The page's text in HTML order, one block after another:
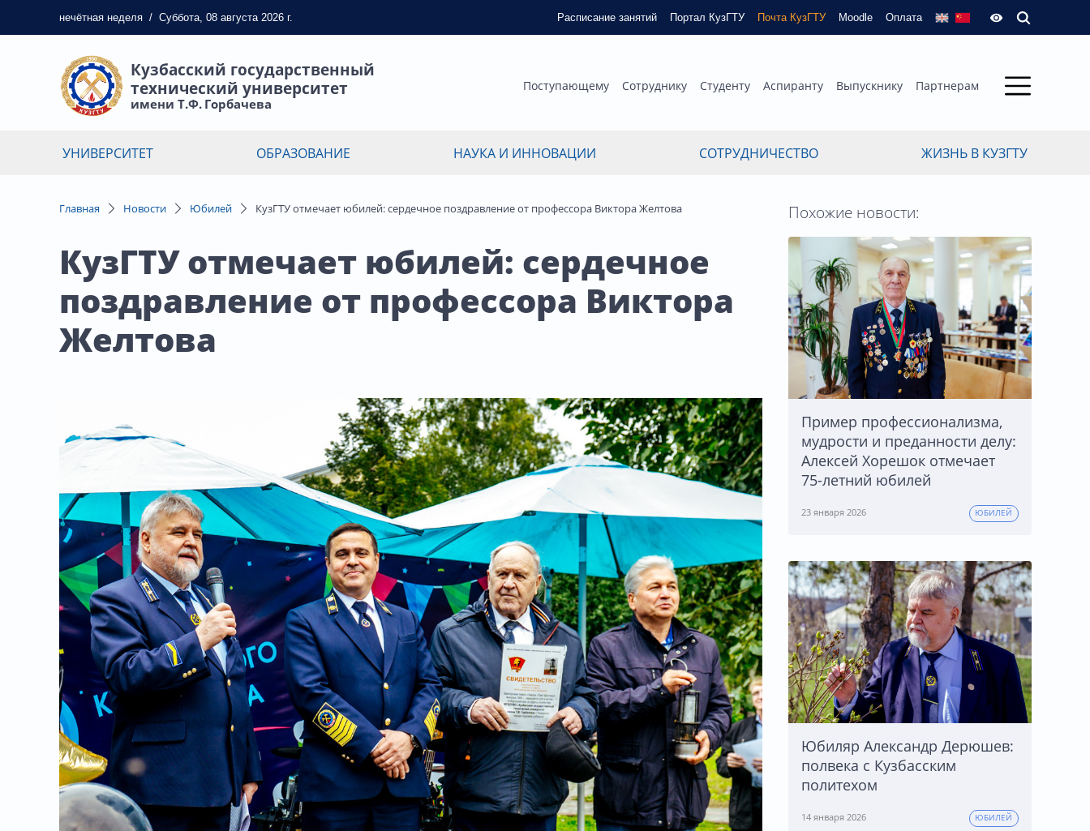
нечётная неделя / Суббота, 08 августа 2026 г. Расписание занятий Портал КузГТУ Почта КузГТУ Moodle Оплата
Кузбасский государственный
технический университет
имени Т.Ф. Горбачева
Поступающему Сотруднику Студенту Аспиранту Выпускнику Партнерам
УНИВЕРСИТЕТ ОБРАЗОВАНИЕ НАУКА И ИННОВАЦИИ СОТРУДНИЧЕСТВО ЖИЗНЬ В КУЗГТУ
Главная Новости Юбилей КузГТУ отмечает юбилей: сердечное поздравление от профессора Виктора Желтова
КузГТУ отмечает юбилей: сердечное
поздравление от профессора Виктора
Желтова
Похожие новости:
Пример профессионализма,
мудрости и преданности делу:
Алексей Хорешок отмечает
75-летний юбилей
23 января 2026 ЮБИЛЕЙ
Юбиляр Александр Дерюшев:
полвека с Кузбасским
политехом
14 января 2026 ЮБИЛЕЙ